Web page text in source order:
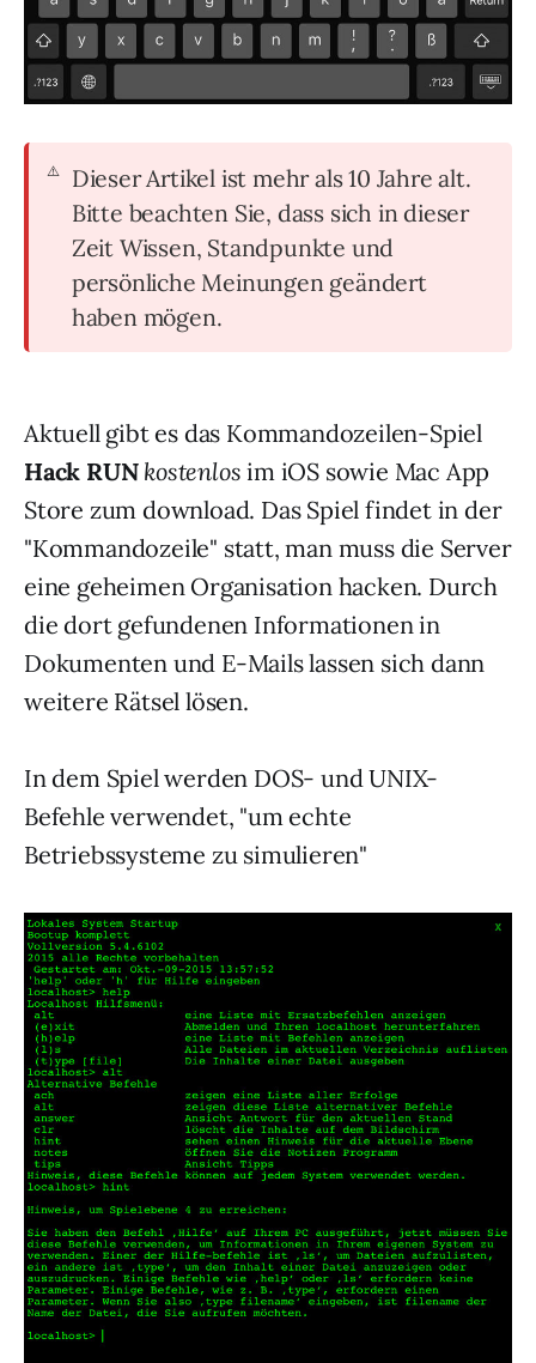
Dieser Artikel ist mehr als 10 Jahre alt.
Bitte beachten Sie, dass sich in dieser
Zeit Wissen, Standpunkte und
persönliche Meinungen geändert
haben mögen.
Aktuell gibt es das Kommandozeilen-Spiel
Hack RUN kostenlos im iOS sowie Mac App
Store zum download. Das Spiel findet in der
"Kommandozeile" statt, man muss die Server
eine geheimen Organisation hacken. Durch
die dort gefundenen Informationen in
Dokumenten und E-Mails lassen sich dann
weitere Rätsel lösen.
In dem Spiel werden DOS- und UNIX-
Befehle verwendet, "um echte
Betriebssysteme zu simulieren"